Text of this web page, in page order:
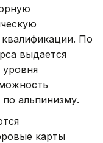
По
выдается
уровня
по альпинизму.
карты